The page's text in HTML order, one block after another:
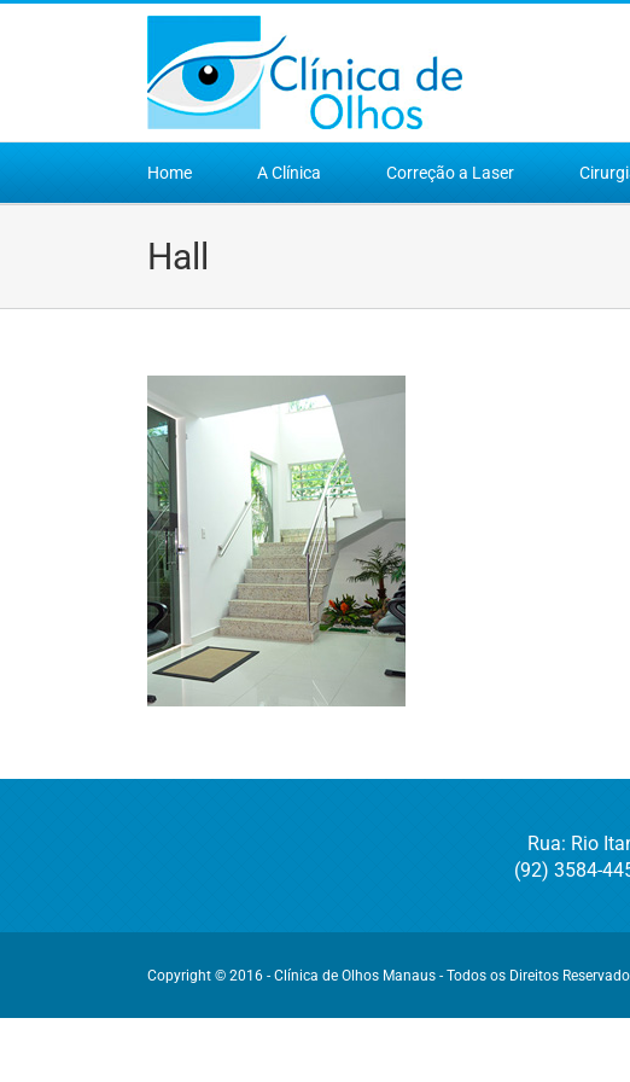
Home A Clínica Correção a Laser
Hall
Rua: Rio
(92) 3584-
Copyright © 2016 - Clínica de Olhos Manaus - Todos os Direitos